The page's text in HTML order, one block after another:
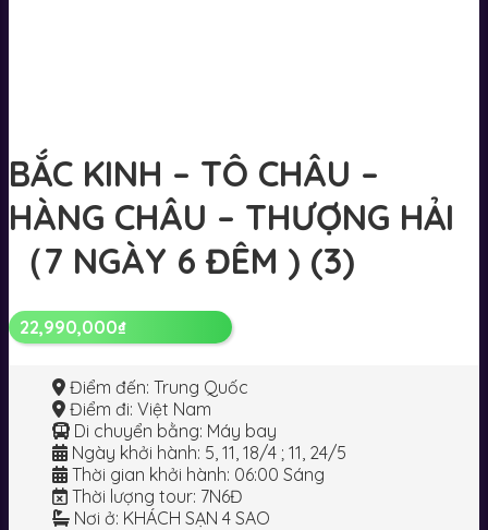
BẮC KINH – TÔ CHÂU –
HÀNG CHÂU – THƯỢNG HẢI
（7 NGÀY 6 ĐÊM ) (3)
22,990,000₫
Điểm đến: Trung Quốc
Điểm đi: Việt Nam
Di chuyển bằng: Máy bay
Ngày khởi hành: 5, 11, 18/4 ; 11, 24/5
Thời gian khởi hành: 06:00 Sáng
Thời lượng tour: 7N6Đ
Nơi ở: KHÁCH SẠN 4 SAO